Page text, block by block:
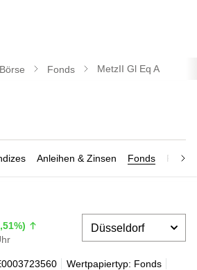
Börse Fonds MetzII Gl Eq A
Anleihen & Zinsen Fonds
Wertpapiertyp: Fonds